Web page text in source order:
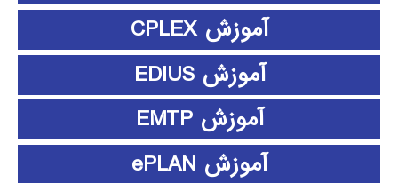
آموزش CPLEX
آموزش EDIUS
آموزش EMTP
آموزش ePLAN